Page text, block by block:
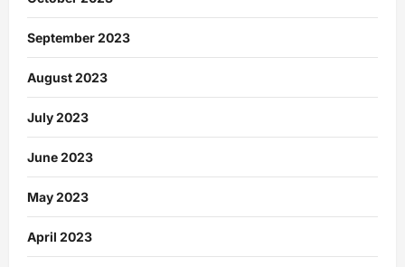
September 2023
August 2023
July 2023
June 2023
May 2023
April 2023